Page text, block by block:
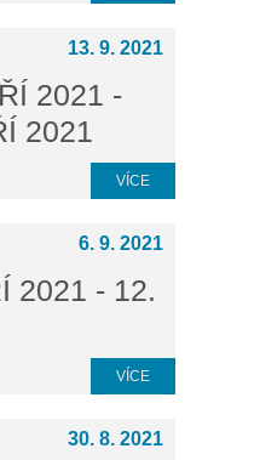
13. 9. 2021
2021 -
2021
VÍCE
6. 9. 2021
2021 - 12.
VÍCE
30. 8. 2021